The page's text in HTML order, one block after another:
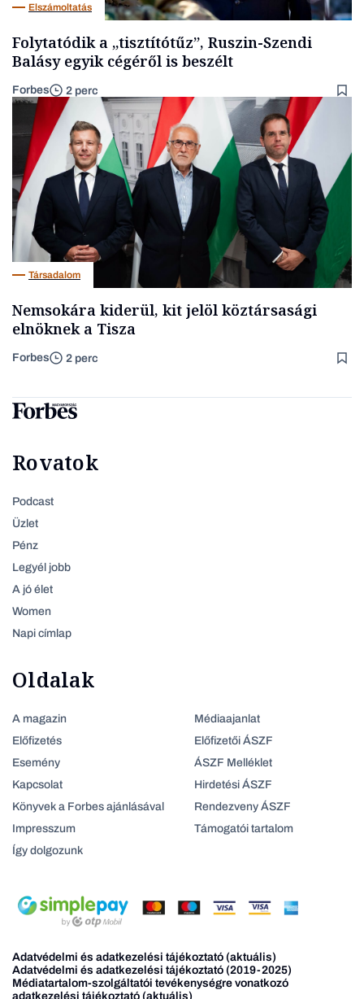
Elszámoltatás
Folytatódik a „tisztítótűz”, Ruszin-Szendi
Balásy egyik cégéről is beszélt
Forbes 2 perc
Társadalom
Nemsokára kiderül, kit jelöl köztársasági
elnöknek a Tisza
Forbes 2 perc
Rovatok
Podcast
Üzlet
Pénz
Legyél jobb
A jó élet
Women
Napi címlap
Oldalak
A magazin
Előfizetés
Esemény
Kapcsolat
Könyvek a Forbes ajánlásával
Impresszum
Így dolgozunk
Médiaajanlat
Előfizetői ÁSZF
ÁSZF Melléklet
Hirdetési ÁSZF
Rendezveny ÁSZF
Támogatói tartalom
Adatvédelmi és adatkezelési tájékoztató (aktuális)
Adatvédelmi és adatkezelési tájékoztató (2019-2025)
Médiatartalom-szolgáltatói tevékenységre vonatkozó
adatkezelési tájékoztató (aktuális)